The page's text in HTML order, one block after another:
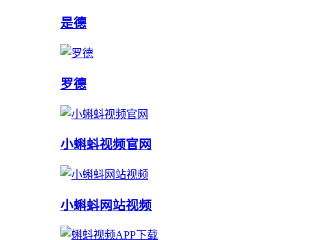
是德
罗德
小蝌蚪视频官网
小蝌蚪网站视频